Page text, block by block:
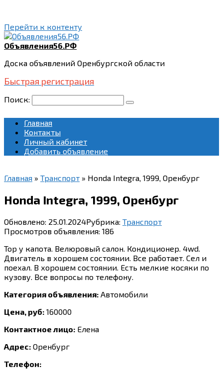
Перейти к контенту
Объявления56.РФ
Доска объявлений Оренбургской области
Быстрая регистрация
Поиск:
Главная
Контакты
Личный кабинет
Добавить объявление
Главная » Транспорт » Honda Integra, 1999, Оренбург
Honda Integra, 1999, Оренбург
Обновлено: 25.01.2024Рубрика: Транспорт
Просмотров объявления: 186
Тор у капота. Велюровый салон. Кондиционер. 4wd.
Двигатель в хорошем состоянии. Все работает. Сел и
поехал. В хорошем состоянии. Есть мелкие косяки по
кузову. Все вопросы по телефону.
Категория объявления: Автомобили
Цена, руб: 160000
Контактное лицо: Елена
Адрес: Оренбург
Телефон: